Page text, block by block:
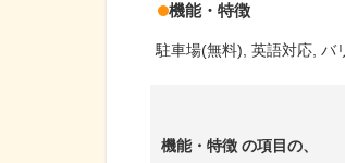
機能・特徴
駐車場(無料) 英語対応 バ
機能・特徴 の項目の、